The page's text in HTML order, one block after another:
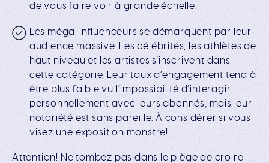
de vous faire voir à grande échelle.
Les méga-influenceursse démarquent par leur
audience massive. Les célébrités, les athlètes de
haut niveau et les artistes s’inscrivent dans
cette catégorie. Leur taux d’engagement tend à
être plus faible vu l’impossibilité d’interagir
personnellement avec leurs abonnés, mais leur
notoriété est sans pareille. À considérer si vous
visez une exposition monstre!
Attention! Ne tombez pas dans le piège de croire